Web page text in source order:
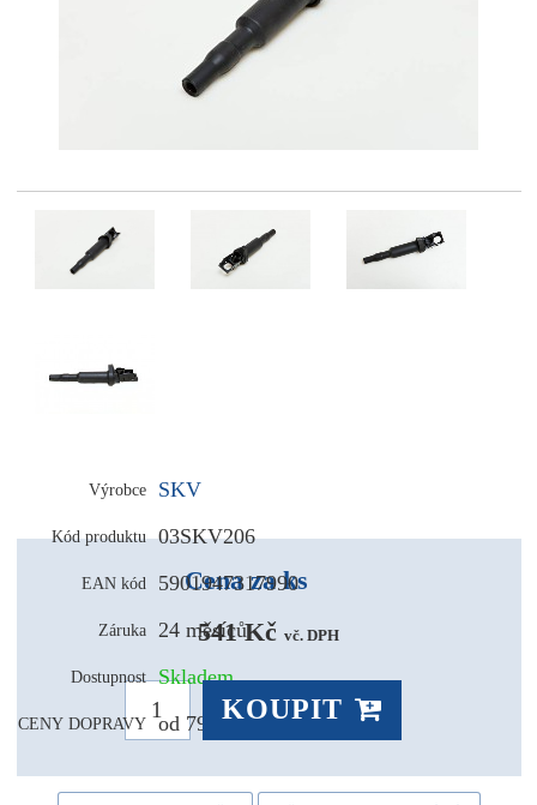
Výrobce SKV
Kód produktu 03SKV206
EAN kód 5901947317990
Záruka 24 měsíců
Dostupnost Skladem
CENY DOPRAVY od 79,- Kč
Cena za ks
541 Kč vč. DPH
KOUPIT